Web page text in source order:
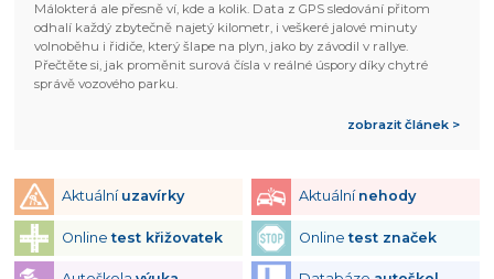
Málokterá ale přesně ví, kde a kolik. Data z GPS sledování přitom
odhalí každý zbytečně najetý kilometr, i veškeré jalové minuty
volnoběhu i řidiče, který šlape na plyn, jako by závodil v rallye.
Přečtěte si, jak proměnit surová čísla v reálné úspory díky chytré
správě vozového parku.
zobrazit článek >
Aktuální uzavírky Aktuální nehody
Onlinetest křižovatek Onlinetest značek